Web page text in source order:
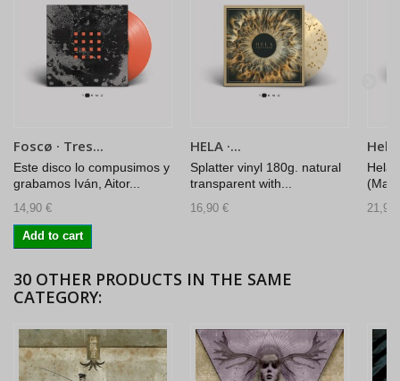
Foscø · Tres...
Este disco lo compusimos y
grabamos Iván, Aitor...
14,90 €
Add to cart
HELA ·...
Splatter vinyl 180g. natural
transparent with...
16,90 €
Hela
Hela
21,90
30 OTHER PRODUCTS IN THE SAME
CATEGORY: